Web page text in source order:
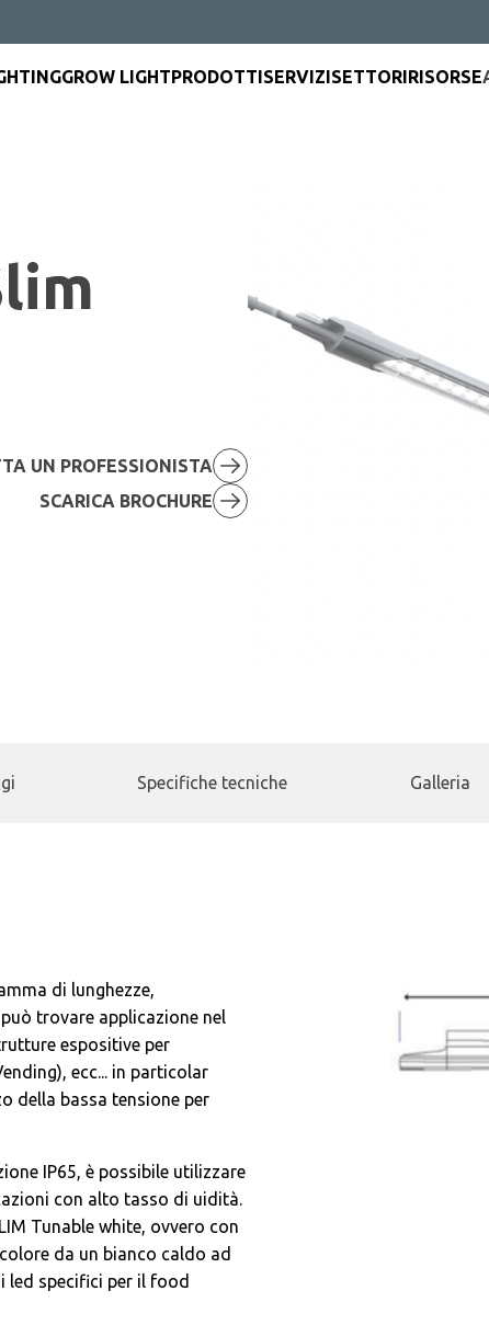
GROW LIGHTPRODOTTISERVIZISETTORIRISORSE
UN PROFESSIONISTA
SCARICA BROCHURE
Specifiche tecniche Galleria
di lunghezze,
trovare applicazione nel
espositive per
ecc... in particolar
della bassa tensione per
IP65, è possibile utilizzare
con alto tasso di uidità.
Tunable white, ovvero con
da un bianco caldo ad
led specifici per il food